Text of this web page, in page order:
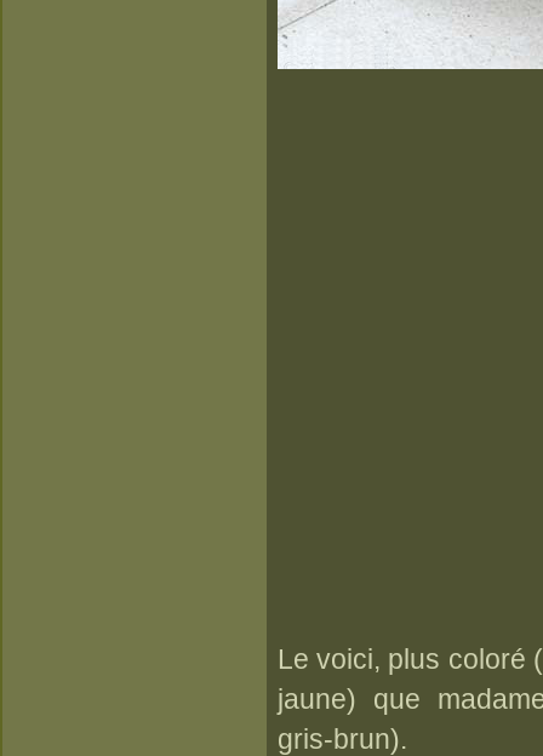
Le voici, plus coloré
jaune) que
gris-brun).